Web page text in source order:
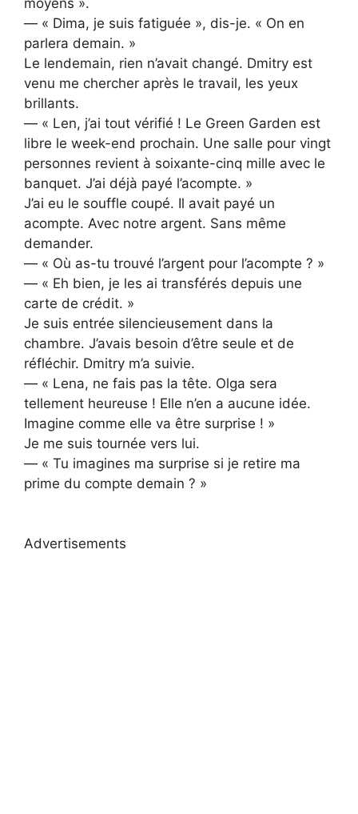
— « Dima, je suis fatiguée », dis-je. « On en
parlera demain. »
Le lendemain, rien n’avait changé. Dmitry est
venu me chercher après le travail, les yeux
brillants.
— « Len, j’ai tout vérifié ! Le Green Garden est
libre le week-end prochain. Une salle pour vingt
personnes revient à soixante-cinq mille avec le
banquet. J’ai déjà payé l’acompte. »
J’ai eu le souffle coupé. Il avait payé un
acompte. Avec notre argent. Sans même
demander.
— « Où as-tu trouvé l’argent pour l’acompte ? »
— « Eh bien, je les ai transférés depuis une
carte de crédit. »
Je suis entrée silencieusement dans la
chambre. J’avais besoin d’être seule et de
réfléchir. Dmitry m’a suivie.
— « Lena, ne fais pas la tête. Olga sera
tellement heureuse ! Elle n’en a aucune idée.
Imagine comme elle va être surprise ! »
Je me suis tournée vers lui.
— « Tu imagines ma surprise si je retire ma
prime du compte demain ? »
Advertisements